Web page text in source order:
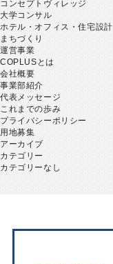
コンセプトヴィレッジ
大学コンサル
ホテル・オフィス・住宅設計
まちづくり
運営事業
COPLUSとは
会社概要
事業部紹介
代表メッセージ
これまでの歩み
プライバシーポリシー
用地募集
アーカイブ
カテゴリー
カテゴリーなし